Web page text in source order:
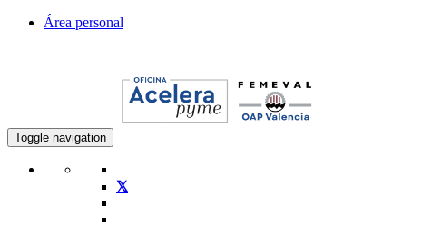
Área personal
Toggle navigation